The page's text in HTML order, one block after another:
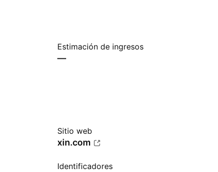
Estimación de ingresos
—
Sitio web
xin.com
Identificadores